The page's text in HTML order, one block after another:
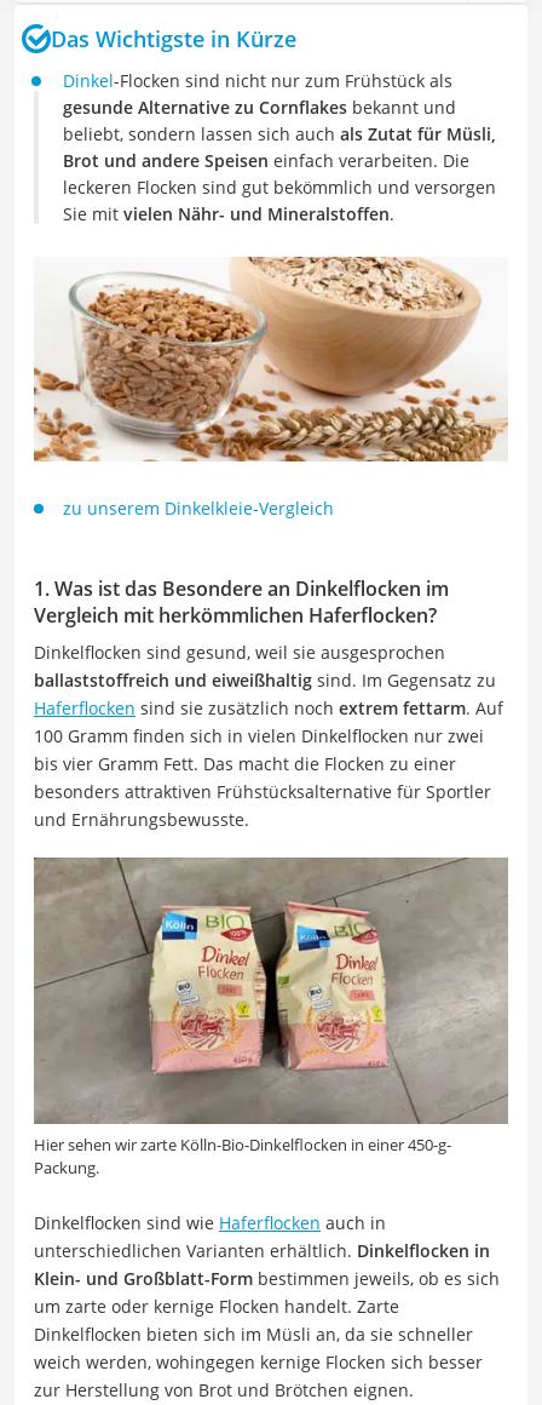
Das Wichtigste in Kürze
Dinkel-Flocken sind nicht nur zum Frühstück als
gesunde Alternative zu Cornflakes bekannt und
beliebt, sondern lassen sich auch als Zutat für Müsli,
Brot und andere Speisen einfach verarbeiten. Die
leckeren Flocken sind gut bekömmlich und versorgen
Sie mit vielen Nähr- und Mineralstoffen.
zu unserem Dinkelkleie-Vergleich
1. Was ist das Besondere an Dinkelflocken im
Vergleich mit herkömmlichen Haferflocken?
Dinkelflocken sind gesund, weil sie ausgesprochen
ballaststoffreich und eiweißhaltig sind. Im Gegensatz zu
Haferflocken sind sie zusätzlich noch extrem fettarm. Auf
100 Gramm finden sich in vielen Dinkelflocken nur zwei
bis vier Gramm Fett. Das macht die Flocken zu einer
besonders attraktiven Frühstücksalternative für Sportler
und Ernährungsbewusste.
Hier sehen wir zarte Kölln-Bio-Dinkelflocken in einer 450-g-
Packung.
Dinkelflocken sind wie Haferflocken auch in
unterschiedlichen Varianten erhältlich. Dinkelflocken in
Klein- und Großblatt-Form bestimmen jeweils, ob es sich
um zarte oder kernige Flocken handelt. Zarte
Dinkelflocken bieten sich im Müsli an, da sie schneller
weich werden, wohingegen kernige Flocken sich besser
zur Herstellung von Brot und Brötchen eignen.